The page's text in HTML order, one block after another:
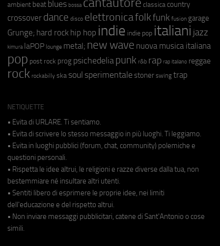
ambient beat blues bossa classica country
crossover dance disco elettronicafolkfunk fusion garage
Grunge; hard rock hip hop indie indie pop italiani jazz
kimura laPOP lounge metal; new wave nuova musica italiana
pop post rock prog psichedeliapunk r&b rap rap italiano reggae
rock rockabilly ska soul sperimentale stoner swing trap
NETIQUETTE
• Evita di URLARE. Ti sentiamo.
• Evita di scrivere lo stesso messaggio in più luoghi. Ti leggiamo.
• Evita in luoghi pubblici (forum, chat, community) polemiche e
questioni personali.
• Rispetta le idee altrui, le religioni e razze diverse dalla tua, non
bestemmiare né insultare altri utenti.
• Sentiti libero di esprimere le proprie idee, nei limiti
dell'educazione e del rispetto altrui.
• Non inviare messaggi pubblicitari, catene di Sant'Antonio o cose
simili.